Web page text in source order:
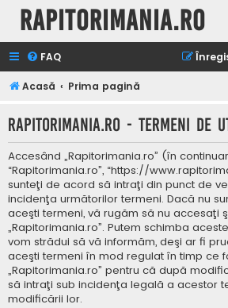
Rapitorimania.ro
FAQ
Acasă Prima pagină
Rapitorimania.ro - Termeni de
Accesând „Rapitorimania.ro” (în
“Rapitorimania.ro”, “https://
sunteţi de acord să intraţi din punct de
incidenţa următorilor termeni. Dacă nu
aceşti termeni, vă rugăm să nu accesaţi
„Rapitorimania.ro”. Putem schimba
vom strădui să vă informăm, deşi ar fi
aceşti termeni în mod regulat în timp ce
„Rapitorimania.ro” pentru că după
să intraţi sub incidenţa legală a acestor
modificării lor.